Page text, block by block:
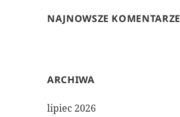
NAJNOWSZE KOMENTARZE
ARCHIWA
lipiec 2026